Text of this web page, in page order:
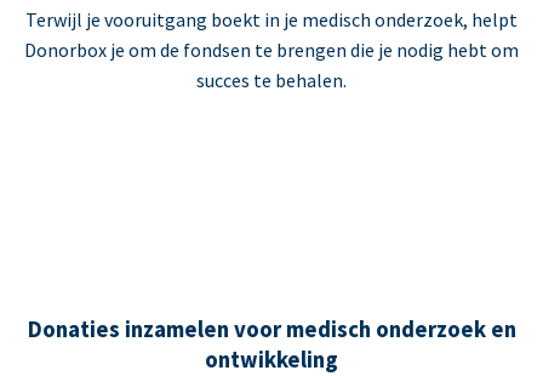
Terwijl je vooruitgang boekt in je medisch onderzoek, helpt
Donorbox je om de fondsen te brengen die je nodig hebt om
succes te behalen.
Donaties inzamelen voor medisch onderzoek en
ontwikkeling